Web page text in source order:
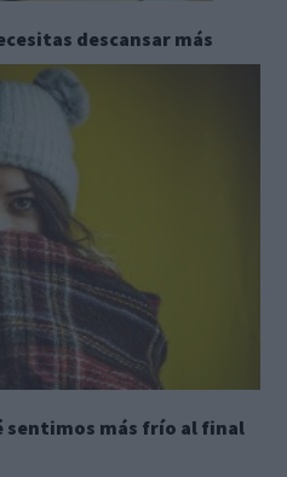
descansar más
sentimos más frío al final